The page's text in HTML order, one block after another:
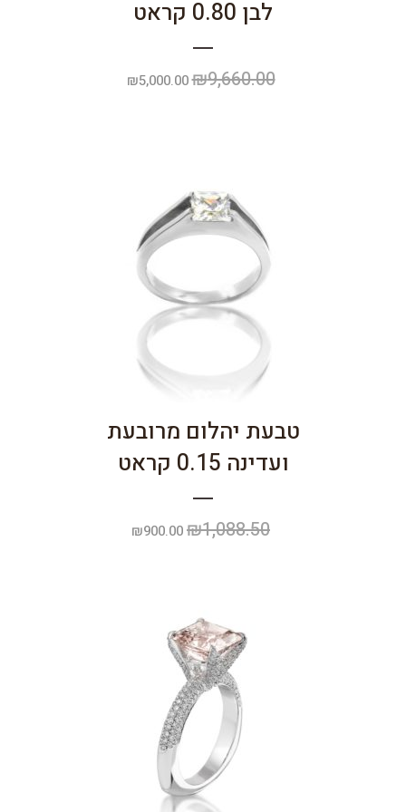
לבן 0.80 קראט
₪9,660.00
המחיר
₪5,000.00
טבעת יהלום מרובעת
ועדינה 0.15 קראט
₪1,088.50
המחיר ₪900.00